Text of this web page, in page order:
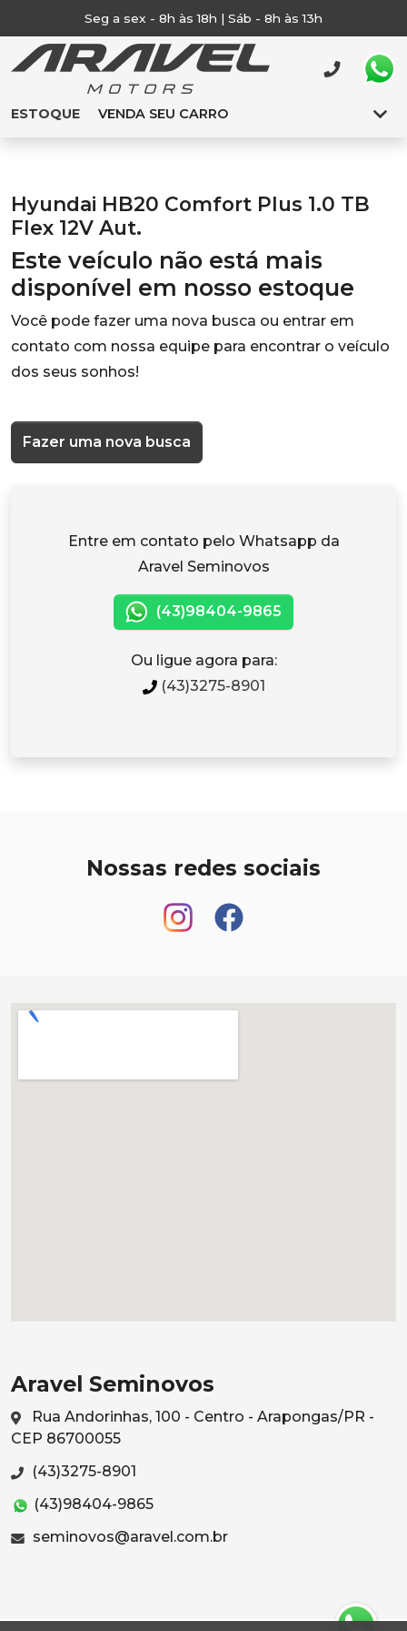
Seg a sex - 8h às 18h | Sáb - 8h às 13h
ESTOQUE VENDA SEU CARRO
Hyundai HB20 Comfort Plus 1.0 TB
Flex 12V Aut.
Este veículo não está mais
disponível em nosso estoque
Você pode fazer uma nova busca ou entrar em
contato com nossa equipe para encontrar o veículo
dos seus sonhos!
Fazer uma nova busca
Entre em contato pelo Whatsapp da
Aravel Seminovos
(43)98404-9865
Ou ligue agora para:
(43)3275-8901
Nossas redes sociais
Aravel Seminovos
Rua Andorinhas, 100 - Centro - Arapongas/PR -
CEP 86700055
(43)3275-8901
(43)98404-9865
seminovos@aravel.com.br